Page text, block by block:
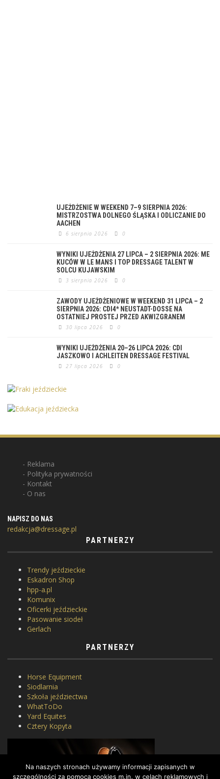
UJEŻDŻENIE W WEEKEND 7–9 SIERPNIA 2026:
MISTRZOSTWA DOLNEGO ŚLĄSKA I ODLICZANIE DO
AACHEN
6 sierpnia 2026 0
WYNIKI UJEŻDŻENIA 27 LIPCA – 2 SIERPNIA 2026: ME
KUCÓW W LE MANS I TOP DRESSAGE TALENT W
SOLCU KUJAWSKIM
3 sierpnia 2026 0
ZAWODY UJEŻDŻENIOWE W WEEKEND 31 LIPCA – 2
SIERPNIA 2026: CDI4* NEUSTADT-DOSSE NA
OSTATNIEJ PROSTEJ PRZED AKWIZGRANEM
30 lipca 2026 0
WYNIKI UJEŻDŻENIA 20–26 LIPCA 2026: CDI
JASZKOWO I ACHLEITEN DRESSAGE FESTIVAL
27 lipca 2026 0
Reklama
Polityka prywatności
Kontakt
O nas
NAPISZ DO NAS
redakcja@dressage.pl
PARTNERZY
Trendy jeździeckie
Eskadron Shop
hpp-a.pl
Komunix
Oficerki jeździeckie
Pasowanie siodeł
Gerlach
PARTNERZY
Horse Equipment
Siodlarnia
Szkoła jeździectwa
WhatToDo
Yard Equites
Cztery Kopyta
Na naszych stronach używamy informacji zapisanych w
szczególności za pomocą cookies m.in. w celach reklamowych i